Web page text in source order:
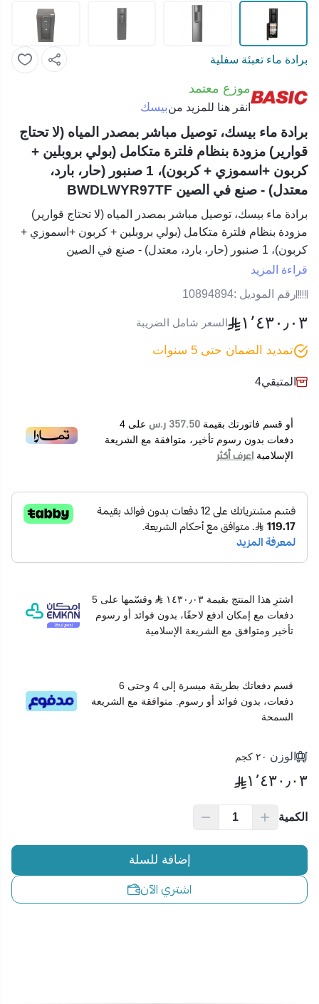
برادة ماء تعبئة سفلية
موزع معتمد
انقر هنا للمزيد منبيسك
برادة ماء بيسك، توصيل مباشر بمصدر المياه (لا تحتاج
قوارير) مزودة بنظام فلترة متكامل (بولي بروبلين +
كربون +اسموزي + كربون)، 1 صنبور (حار، بارد،
معتدل) - صنع في الصين BWDLWYR97TF
برادة ماء بيسك، توصيل مباشر بمصدر المياه (لا تحتاج قوارير)
مزودة بنظام فلترة متكامل (بولي بروبلين + كربون +اسموزي +
كربون)، 1 صنبور (حار، بارد، معتدل) - صنع في الصين
BWDLWYR97TF
قراءة المزيد
رقم الموديل :10894894
١٬٤٣٠٫٠٣ السعر شامل الضريبة
تمديد الضمان حتى 5 سنوات
المتبقي4
أو قسم فاتورتك بقيمة 357.50 ر.س على 4
دفعات بدون رسوم تأخير، متوافقة مع الشريعة
الإسلامية اعرف أكثر
اشترِ هذا المنتج بقيمة ١٤٣٠٫٠٣
وقسّمها على 5
دفعات مع إمكان ادفع لاحقًا، بدون فوائد أو رسوم
تأخير ومتوافق مع الشريعة الإسلامية
قسم دفعاتك بطريقة ميسرة إلى 4 وحتى 6
دفعات، بدون فوائد أو رسوم. متوافقة مع الشريعة
السمحة
الوزن ٢٠ كجم
١٬٤٣٠٫٠٣
الكمية
إضافة للسلة
اشتري الآن